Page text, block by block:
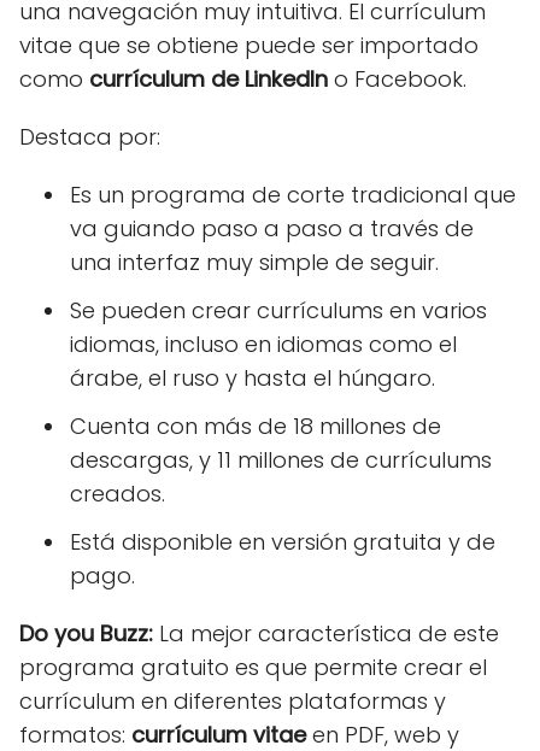
una navegación muy intuitiva. El currículum
vitae que se obtiene puede ser importado
como currículum de LinkedIn o Facebook.
Destaca por:
Es un programa de corte tradicional que
va guiando paso a paso a través de
una interfaz muy simple de seguir.
Se pueden crear currículums en varios
idiomas, incluso en idiomas como el
árabe, el ruso y hasta el húngaro.
Cuenta con más de 18 millones de
descargas, y 11 millones de currículums
creados.
Está disponible en versión gratuita y de
pago.
Do you Buzz: La mejor característica de este
programa gratuito es que permite crear el
currículum en diferentes plataformas y
formatos: currículum vitaeen PDF, web y